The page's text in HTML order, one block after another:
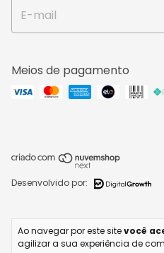
Ao navegar por este sitevocê
agilizar a sua experiência de
Meios de pagamento
Desenvolvido por:
Todos os direitos reservados.